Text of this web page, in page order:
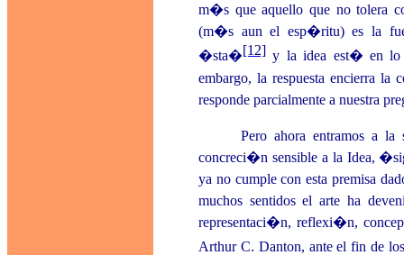
m�s que aquello que no tolera
(m�s aun el esp�ritu) es la
�sta�[12] y la idea est� en lo
embargo, la respuesta encierra
responde parcialmente a nuestra
Pero ahora entramos a
concreci�n sensible a la Idea,
ya no cumple con esta premisa
muchos sentidos el arte ha
representaci�n, reflexi�n,
Arthur C. Danton, ante el fin de